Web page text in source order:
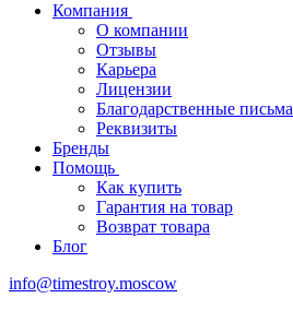
Компания
О компании
Отзывы
Карьера
Лицензии
Благодарственные письма
Реквизиты
Бренды
Помощь
Как купить
Гарантия на товар
Возврат товара
Блог
info@timestroy.moscow